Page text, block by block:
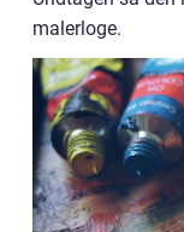
malerloge.